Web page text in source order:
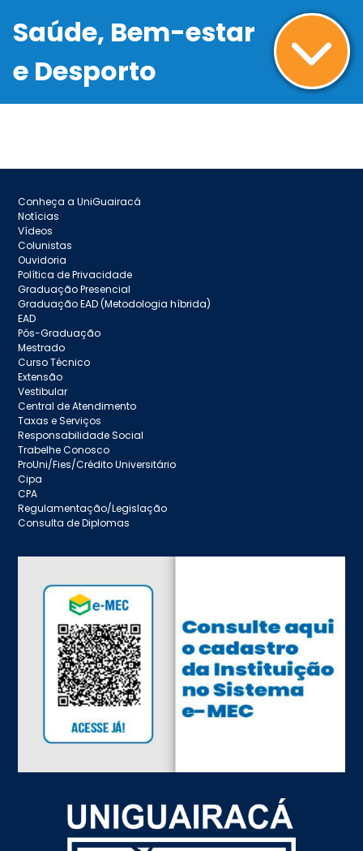
Saúde, Bem-estar
e Desporto
Conheça a UniGuairacá
Notícias
Vídeos
Colunistas
Ouvidoria
Política de Privacidade
Graduação Presencial
Graduação EAD (Metodologia híbrida)
EAD
Pós-Graduação
Mestrado
Curso Técnico
Extensão
Vestibular
Central de Atendimento
Taxas e Serviços
Responsabilidade Social
Trabelhe Conosco
ProUni/Fies/Crédito Universitário
Cipa
CPA
Regulamentação/Legislação
Consulta de Diplomas